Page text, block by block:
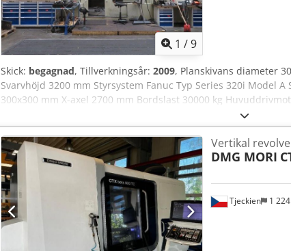
1 /9
Skick: begagnad, Tillverkningsår: 2009, Planskivans diameter
Svarvhöjd 3200 mm Styrsystem Fanuc Typ Series 320i Model
300x300 mm X-axel 2700 mm Bordslast 30000 kg
ca. 89 t Platsbehov ca. 8,5x6x8 m Nr.:1104 De tekniska
och därmed ej bindande för oss. Mellanförsäljning
försäljningsvillkor gäller. Om oss fler än 400 egna maskiner i
t mer än 10 000 artiklar tillbehör för din verkstad Vill du sälja
verksamhet, tveka inte att kontakta oss. Fler erbjudanden
enligt överenskommelse. Vi ser fram emot ditt besök. Dcedpfx
Tjeckien 1
Vertikal
DMG MORI